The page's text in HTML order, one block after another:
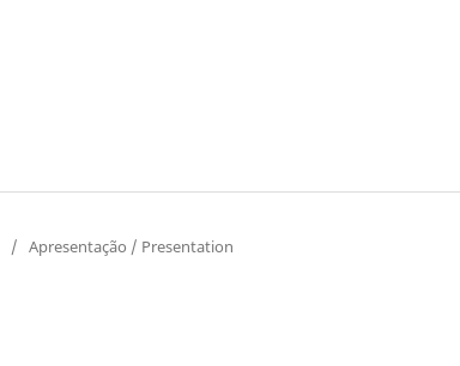
/ Apresentação / Presentation